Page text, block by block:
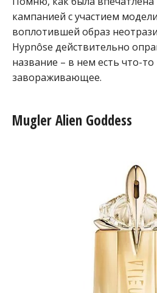
кампанией с участием
воплотившей образ
Hypnôse действительно
название – в нем есть что-
завораживающее.
Mugler Alien Goddess